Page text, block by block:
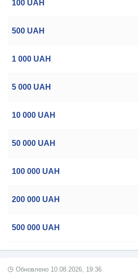
100 UAH
500 UAH
1 000 UAH
5 000 UAH
10 000 UAH
50 000 UAH
100 000 UAH
200 000 UAH
500 000 UAH
Обновлено 10.08.2026, 19:36